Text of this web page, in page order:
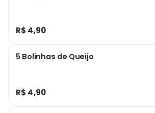
R$ 4,90
5 Bolinhas de Queijo
R$ 4,90